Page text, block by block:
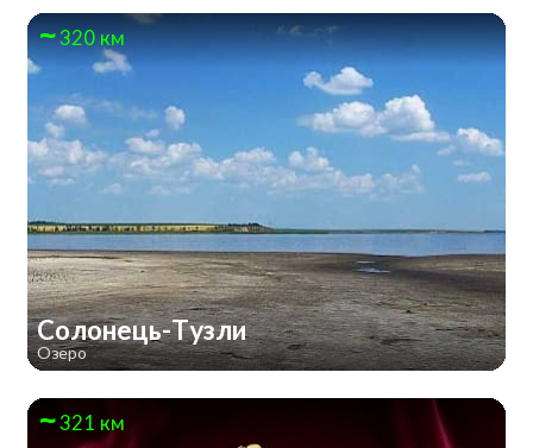
320 км
Солонець-Тузли
Озеро
321 км